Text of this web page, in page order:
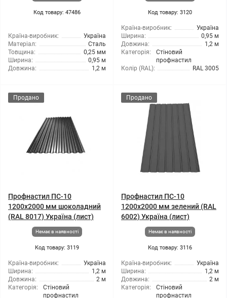
Код товару: 47486
Країна-виробник:
Україна
Матеріал:
Сталь
Товщина:
0,25 мм
Ширина:
0,95 м
Довжина:
1,2 м
Код товару: 3120
Країна-виробник:
Україна
Ширина:
0,95 м
Довжина:
1,2 м
Категорія:
Стіновий
профнастил
Колір (RAL):
RAL 3005
Продано
Профнастил ПС-10
1200x2000 мм шоколадний
(RAL 8017) Україна (лист)
Немає в наявності
Код товару: 3119
Країна-виробник:
Україна
Ширина:
1,2 м
Довжина:
2 м
Категорія:
Стіновий
профнастил
Продано
Профнастил ПС-10
1200x2000 мм зелений (RAL
6002) Україна (лист)
Немає в наявності
Код товару: 3116
Країна-виробник:
Україна
Ширина:
1,2 м
Довжина:
2 м
Категорія:
Стіновий
профнастил